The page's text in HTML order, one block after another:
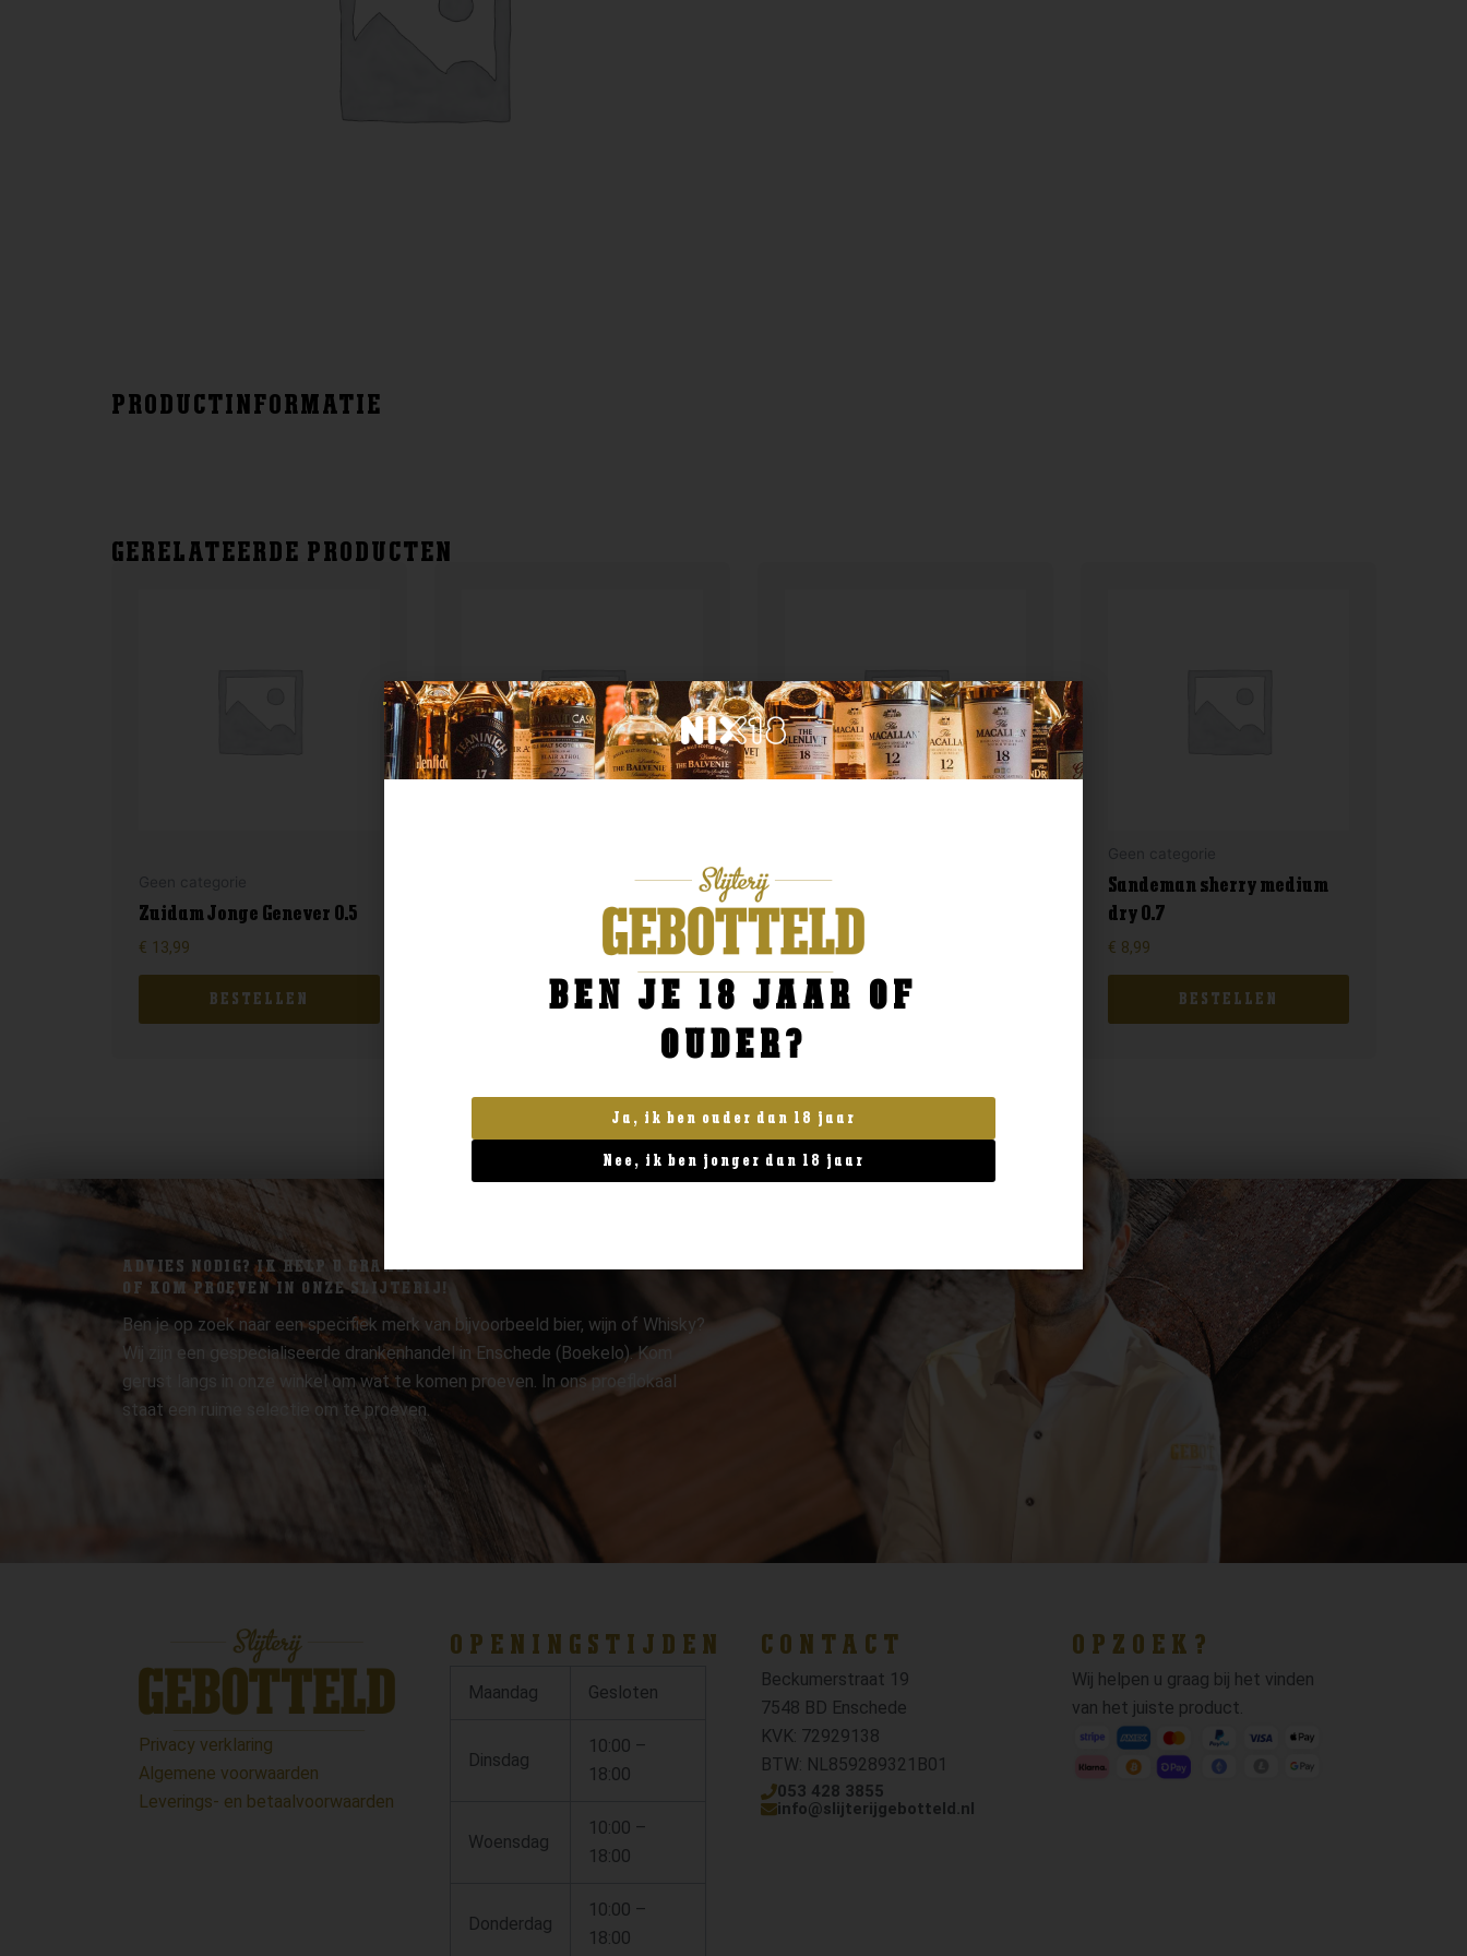
PRODUCTINFORMATIE
GERELATEERDE PRODUCTEN
Zuidam Jonge Genever 0.5
€ 13,99
BESTELLEN BESTELLEN
Geen categorie
Enate Crianza
13,99
BESTELLEN
Sandeman sherry medium
dry 0.7
€ 8,99
BESTELLEN
ADVIES NODIG? IK HELP U GRAAG.
OF KOM PROEVEN IN ONZE SLIJTERIJ!
Ben je op zoek naar een specifiek merk van bijvoorbeeld bier, wijn of Whisky?
Wij zijn een gespecialiseerde drankenhandel in Enschede (Boekelo). Kom
gerust langs in onze winkel om wat te komen proeven. In ons proeflokaal
staat een ruime selectie om te proeven.
Privacy verklaring
Algemene voorwaarden
Leverings- en betaalvoorwaarden
OPENINGSTIJDEN
Maandag Gesloten
Dinsdag
10:00 –
18:00
Woensdag
10:00 –
18:00
Donderdag
10:00 –
18:00
CONTACT
Beckumerstraat 19
7548 BD Enschede
KVK: 72929138
BTW: NL859289321B01
053 428 3855
info@slijterijgebotteld.nl
OPZOEK?
Wij helpen u graag bij het vinden
van het juiste product.
BEN JE 18 JAAR OF
OUDER?
Ja, ik ben ouder dan 18 jaar
Nee, ik ben jonger dan 18 jaar